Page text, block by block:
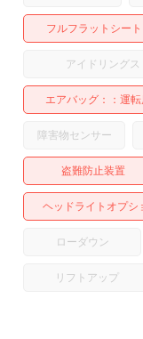
フルフラットシート
アイドリングス
エアバッグ： 運
障害物センサー
盗難防止装置
ヘッドライトオプシ
ローダウン
リフトアップ